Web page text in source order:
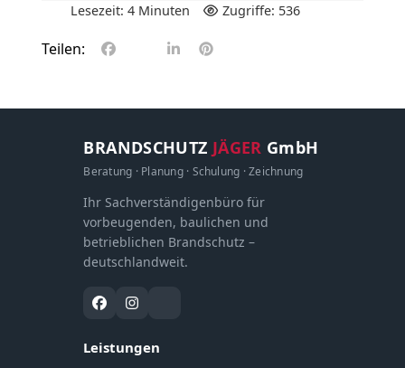
Lesezeit: 4 Minuten Zugriffe: 536
Teilen:
BRANDSCHUTZ JÄGER GmbH
Beratung · Planung · Schulung · Zeichnung
Ihr Sachverständigenbüro für
vorbeugenden, baulichen und
betrieblichen Brandschutz –
deutschlandweit.
Leistungen